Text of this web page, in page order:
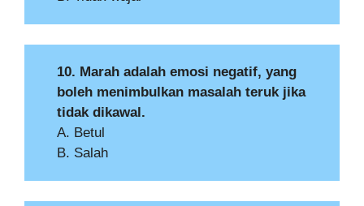
10. Marah adalah emosi negatif, yang
boleh menimbulkan masalah teruk jika
tidak dikawal.
A. Betul
B. Salah